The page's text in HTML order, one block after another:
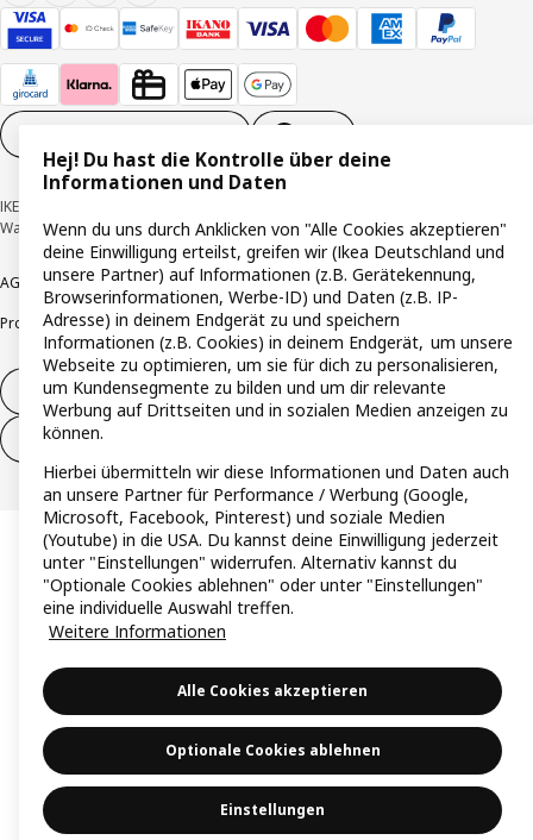
IKEA Deutschland GmbH & Co. KG - Am Wandersmann 2-4, 65719 Hofheim-
Wallau © Inter IKEA Systems B.V. 1999-2026
AGB BarrierefreiheitCookie-RichtlinieDatenschutzerklärungImpressum
Produktrückrufe Responsible DisclosureVertrauensstelle
Vertrag widerrufen
Vertrag widerrufen (Services & Leistungen)
Hej! Du hast die Kontrolle über deine
Informationen und Daten
Wenn du uns durch Anklicken von "Alle Cookies akzeptieren"
deine Einwilligung erteilst, greifen wir (Ikea Deutschland und
unsere Partner) auf Informationen (z.B. Gerätekennung,
Browserinformationen, Werbe-ID) und Daten (z.B. IP-
Adresse) in deinem Endgerät zu und speichern
Informationen (z.B. Cookies) in deinem Endgerät, um unsere
Webseite zu optimieren, um sie für dich zu personalisieren,
um Kundensegmente zu bilden und um dir relevante
Werbung auf Drittseiten und in sozialen Medien anzeigen zu
können.
Hierbei übermitteln wir diese Informationen und Daten auch
an unsere Partner für Performance / Werbung (Google,
Microsoft, Facebook, Pinterest) und soziale Medien
(Youtube) in die USA. Du kannst deine Einwilligung jederzeit
unter "Einstellungen" widerrufen. Alternativ kannst du
"Optionale Cookies ablehnen" oder unter "Einstellungen"
eine individuelle Auswahl treffen.
Weitere Informationen
Alle Cookies akzeptieren
Optionale Cookies ablehnen
Einstellungen